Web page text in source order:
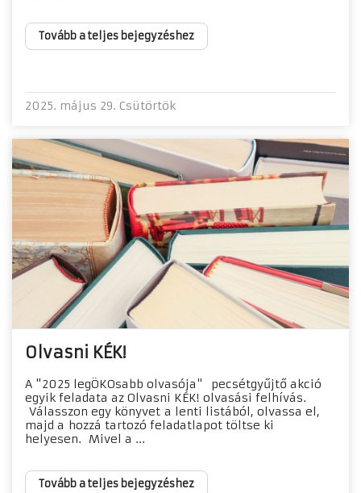
Tovább a teljes bejegyzéshez
2025. május 29. Csütörtök
Olvasni KÉK!
A "2025 legÖKOsabb olvasója" pecsétgyűjtő akció
egyik feladata az Olvasni KÉK! olvasási felhívás.
Válasszon egy könyvet a lenti listából, olvassa el,
majd a hozzá tartozó feladatlapot töltse ki
helyesen. Mivel a ...
Tovább a teljes bejegyzéshez